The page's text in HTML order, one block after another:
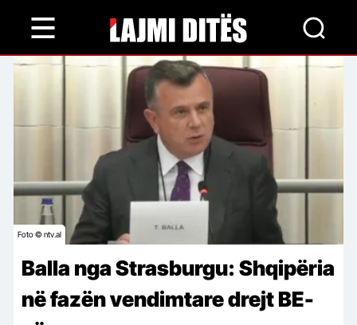
content
Foto © ntv.al
Balla nga Strasburgu: Shqipëria
në fazën vendimtare drejt BE-